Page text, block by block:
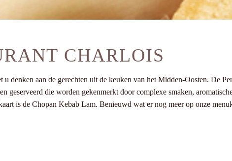
CHARLOIS
denken aan de gerechten uit de keuken van het Midden-Oosten. De
geserveerd die worden gekenmerkt door complexe smaken,
is de Chopan Kebab Lam. Benieuwd wat er nog meer op onze